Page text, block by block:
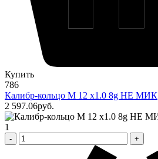
Купить
786
Калибр-кольцо М 12 х1.0 8g НЕ МИК
2 597.06pуб.
1